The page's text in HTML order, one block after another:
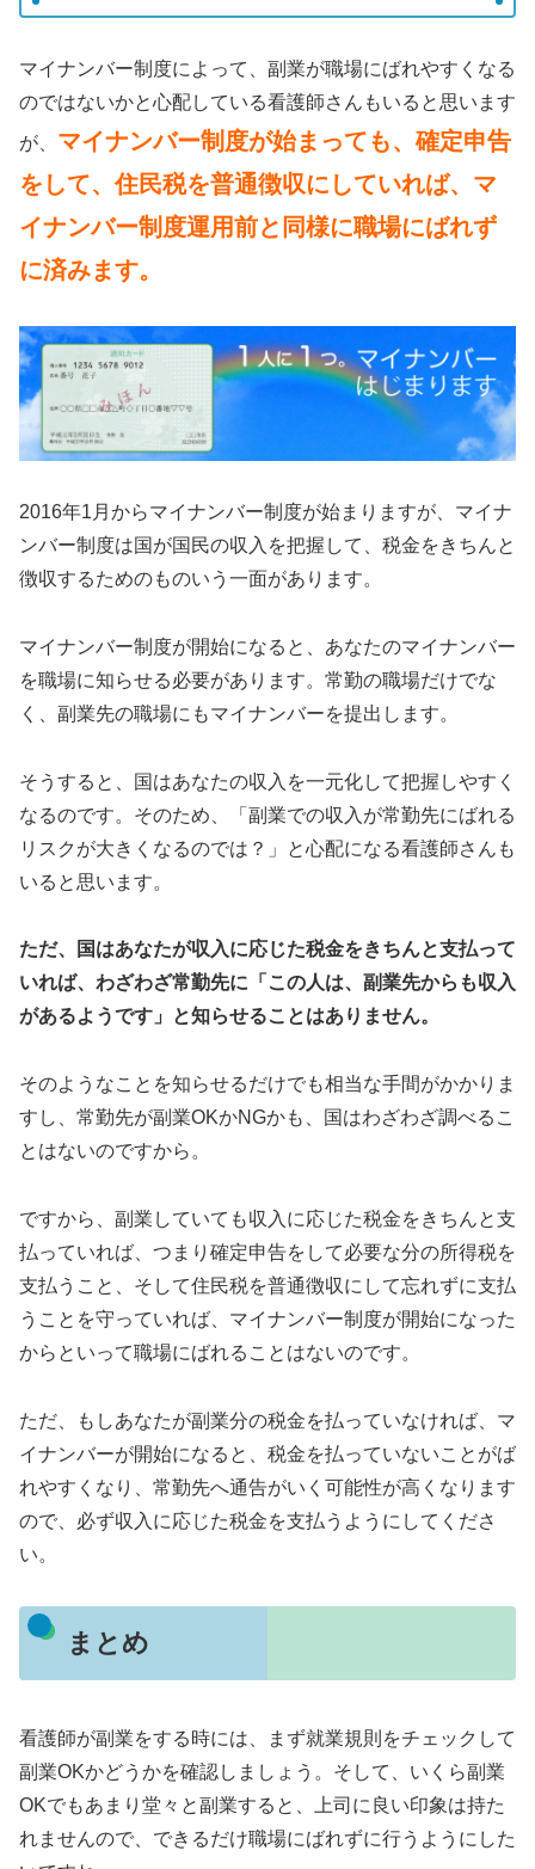
マイナンバー制度によって、副業が職場にばれやすくなる
のではないかと心配している看護師さんもいると思います
が、 マイナンバー制度が始まっても、確定申告
をして、住民税を普通徴収にしていれば、マ
イナンバー制度運用前と同様に職場にばれず
に済みます。
2016年1月からマイナンバー制度が始まりますが、マイナ
ンバー制度は国が国民の収入を把握して、税金をきちんと
徴収するためのものいう一面があります。
マイナンバー制度が開始になると、あなたのマイナンバー
を職場に知らせる必要があります。常勤の職場だけでな
く、副業先の職場にもマイナンバーを提出します。
そうすると、国はあなたの収入を一元化して把握しやすく
なるのです。そのため、「副業での収入が常勤先にばれる
リスクが大きくなるのでは？」と心配になる看護師さんも
いると思います。
ただ、国はあなたが収入に応じた税金をきちんと支払って
いれば、わざわざ常勤先に「この人は、副業先からも収入
があるようです」と知らせることはありません。
そのようなことを知らせるだけでも相当な手間がかかりま
すし、常勤先が副業OKかNGかも、国はわざわざ調べるこ
とはないのですから。
ですから、副業していても収入に応じた税金をきちんと支
払っていれば、つまり確定申告をして必要な分の所得税を
支払うこと、そして住民税を普通徴収にして忘れずに支払
うことを守っていれば、マイナンバー制度が開始になった
からといって職場にばれることはないのです。
ただ、もしあなたが副業分の税金を払っていなければ、マ
イナンバーが開始になると、税金を払っていないことがば
れやすくなり、常勤先へ通告がいく可能性が高くなります
ので、必ず収入に応じた税金を支払うようにしてくださ
い。
まとめ
看護師が副業をする時には、まず就業規則をチェックして
副業OKかどうかを確認しましょう。そして、いくら副業
OKでもあまり堂々と副業すると、上司に良い印象は持た
れませんので、できるだけ職場にばれずに行うようにした